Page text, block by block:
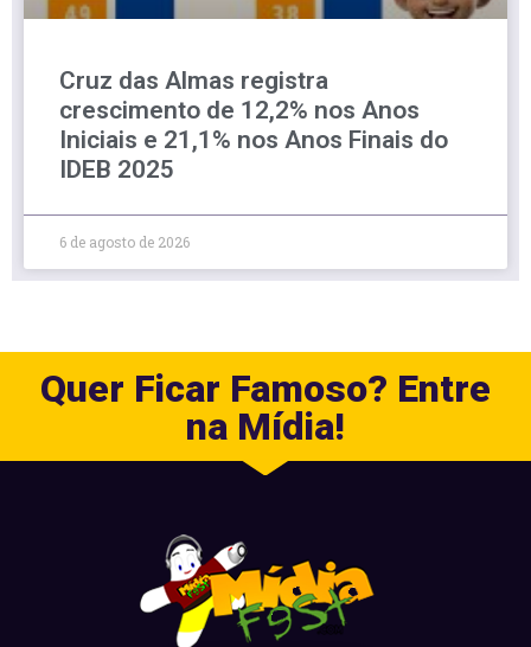
Cruz das Almas registra
crescimento de 12,2% nos Anos
Iniciais e 21,1% nos Anos Finais do
IDEB 2025
6 de agosto de 2026
Quer Ficar Famoso? Entre
na Mídia!